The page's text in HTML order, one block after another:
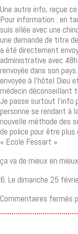
Une autre info, reçue
Pour information : en
suis allée avec une
une demande de titre
a été directement
administrative avec
renvoyée dans son
envoyée à l’hôtel Dieu
médecin déconseillant
Je passe surtout l’info
personne se rendant à
nouvelle méthode des
de police pour être
« Ecole Fessart »
ça va de mieux en
6. Le dimanche 25
Commentaires fermés